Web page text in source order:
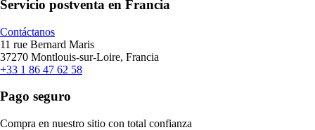
Servicio postventa en Francia
Contáctanos
11 rue Bernard Maris
37270 Montlouis-sur-Loire, Francia
+33 1 86 47 62 58
Pago seguro
Compra en nuestro sitio con total confianza